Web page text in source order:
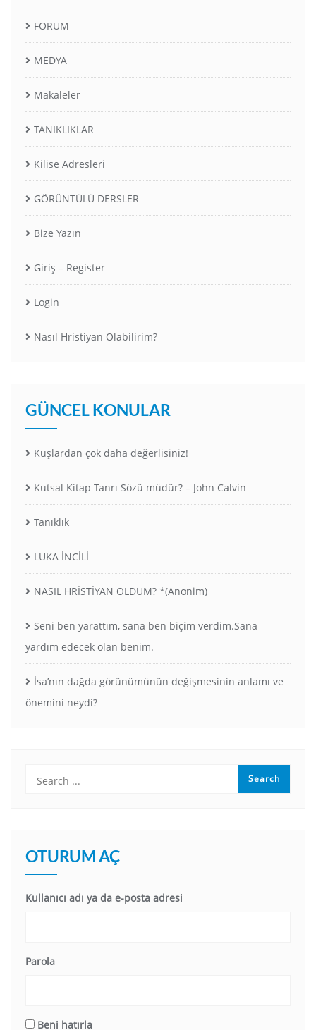
FORUM
MEDYA
Makaleler
TANIKLIKLAR
Kilise Adresleri
GÖRÜNTÜLÜ DERSLER
Bize Yazın
Giriş – Register
Login
Nasıl Hristiyan Olabilirim?
GÜNCEL KONULAR
Kuşlardan çok daha değerlisiniz!
Kutsal Kitap Tanrı Sözü müdür? – John Calvin
Tanıklık
LUKA İNCİLİ
NASIL HRİSTİYAN OLDUM? *(Anonim)
Seni ben yarattım, sana ben biçim verdim.Sana
yardım edecek olan benim.
İsa’nın dağda görünümünün değişmesinin anlamı ve
önemini neydi?
OTURUM AÇ
Kullanıcı adı ya da e-posta adresi
Parola
Beni hatırla